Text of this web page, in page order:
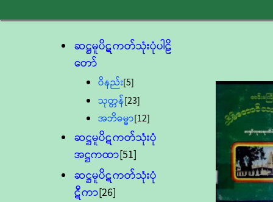
ဆဋ္ဌမူပိဋကတ်သုံးပုံပါဠိ
တော်
ဝိနည်း[5]
သုတ္တန်[23]
အဘိဓမ္မာ[12]
ဆဋ္ဌမူပိဋကတ်သုံးပုံ
အဋ္ဌကထာ[51]
ဆဋ္ဌမူပိဋကတ်သုံးပုံ
ဋီကာ[26]